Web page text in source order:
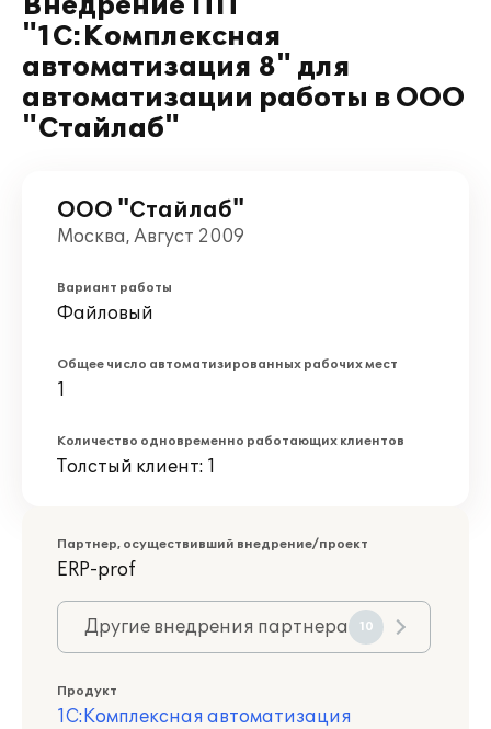
"1С:Комплексная
автоматизация 8" для
автоматизации работы в ООО
"Стайлаб"
ООО "Стайлаб"
Москва, Август 2009
Вариант работы
Файловый
Общее число автоматизированных рабочих мест
1
Количество одновременно работающих клиентов
Толстый клиент: 1
Партнер, осуществивший внедрение/проект
ERP-prof
Другие внедрения партнера 10
Продукт
1С:Комплексная автоматизация